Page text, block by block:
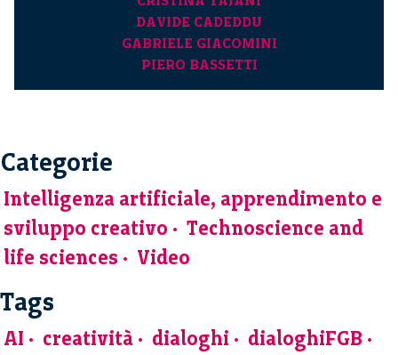
DAVIDE CADEDDU
GABRIELE GIACOMINI
PIERO BASSETTI
Categorie
Intelligenza artificiale, apprendimento e
sviluppo creativo
Technoscience and
life sciences
Video
Tags
AI creatività dialoghi
dialoghiFGB